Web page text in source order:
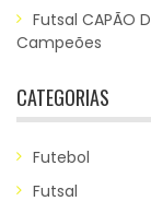
Futsal CAPÃO
Campeões
CATEGORIAS
Futebol
Futsal